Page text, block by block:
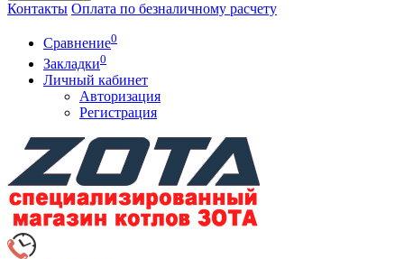
Контакты Оплата по безналичному расчету
Сравнение0
Закладки0
Личный кабинет
Авторизация
Регистрация